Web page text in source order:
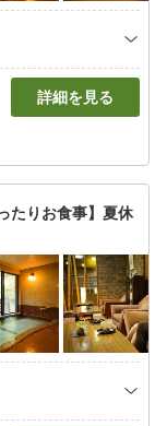
詳細を見る
たりお食事】夏休